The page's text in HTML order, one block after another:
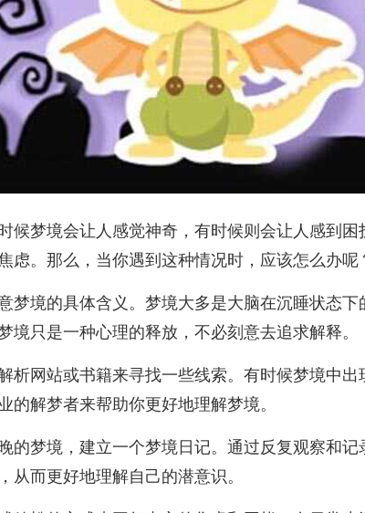
候梦境会让人感觉神奇，有时候则会让人感到
虑。那么，当你遇到这种情况时，应该怎么办呢
梦境的具体含义。梦境大多是大脑在沉睡状态
境只是一种心理的释放，不必刻意去追求解释。
析网站或书籍来寻找一些线索。有时候梦境中
的解梦者来帮助你更好地理解梦境。
的梦境，建立一个梦境日记。通过反复观察和
从而更好地理解自己的潜意识。